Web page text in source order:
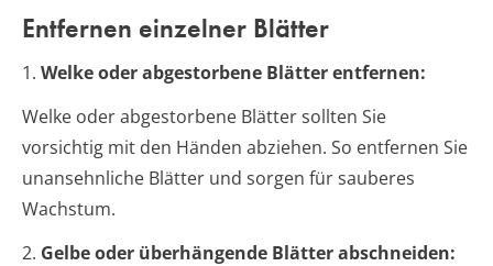
Entfernen einzelner Blätter
1. Welke oder abgestorbene Blätter entfernen:
Welke oder abgestorbene Blätter sollten Sie
vorsichtig mit den Händen abziehen. So entfernen Sie
unansehnliche Blätter und sorgen für sauberes
Wachstum.
2. Gelbe oder überhängende Blätter abschneiden: